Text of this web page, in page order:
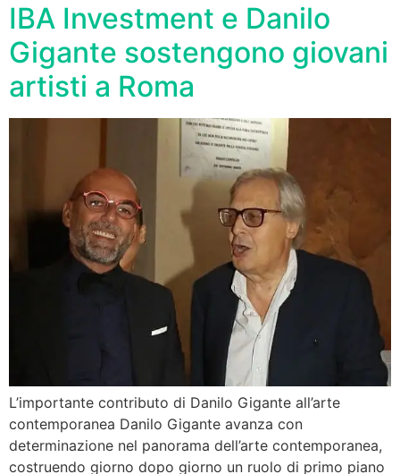
IBA Investment e Danilo
Gigante sostengono giovani
artisti a Roma
L’importante contributo di Danilo Gigante all’arte
contemporanea Danilo Gigante avanza con
determinazione nel panorama dell’arte contemporanea,
costruendo giorno dopo giorno un ruolo di primo piano